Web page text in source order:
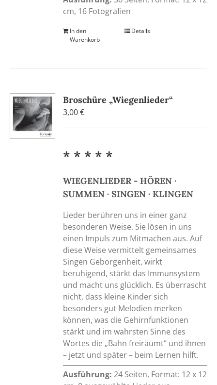
cm, 16 Fotografien
In den
Warenkorb
Details
Broschüre „Wiegenlieder“
3,00€
* * * * *
WIEGENLIEDER - HÖREN ·
SUMMEN · SINGEN · KLINGEN
Lieder berühren uns in einer ganz
besonderen Weise. Sie lösen in uns
einen Impuls zum Mitmachen aus. Auf
diese Weise vermittelt gemeinsames
Singen Geborgenheit, wirkt
beruhigend, stärkt das Immunsystem
und macht uns glücklich. Es überrascht
nicht, dass kleine Kinder sich
besonders gut Melodien merken
können, was die Gehirnfunktionen
stärkt und im wahrsten Sinne des
Wortes die „Bahn freiräumt“ und ihnen
– jetzt und später – beim Lernen hilft.
Ausführung: 24 Seiten, Format: 12 x 12